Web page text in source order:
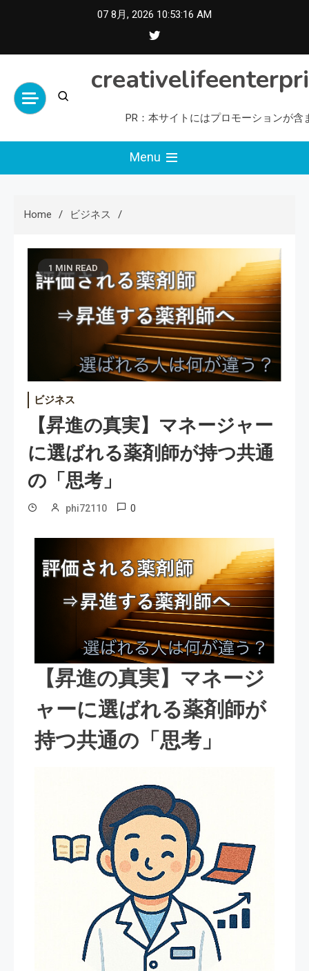
07 8月, 2026 10:53:17 AM
PR：本サイトにはプロモーションが含
Menu
Home ビジネス
1 MIN READ
ビジネス
【昇進の真実】マネージャー
に選ばれる薬剤師が持つ共通
の「思考」
phi72110 0
【昇進の真実】マネージ
ャーに選ばれる薬剤師が
持つ共通の「思考」